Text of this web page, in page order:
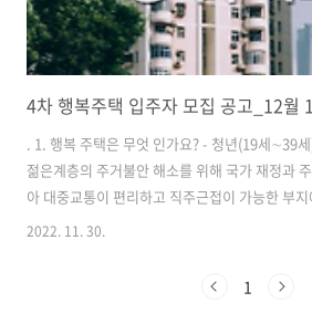
4차 행복주택 입주자 모집 공고_12월
. 1. 행복 주택은 무엇 인가요? - 청년(19세∼39
젊은계층의 주거불안 해소를 위해 국가 재정과
아 대중교통이 편리하고 직주근접이 가능한 부
하게 공급하는 공공임대주택 2. 행복주택의 종류
타운: 신혼부부, 한부모가족 계층 대상 3. 입주자
2022. 11. 30.
1